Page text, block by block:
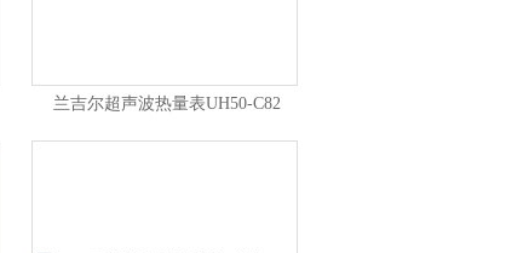
兰吉尔超声波热量表UH50-C82